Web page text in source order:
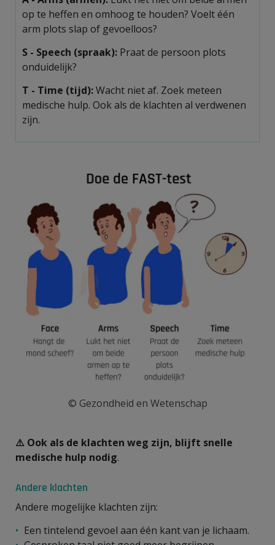
op te heffen en omhoog te houden? Voelt één
arm plots slap of gevoelloos?
S - Speech (spraak): Praat de persoon plots
onduidelijk?
T - Time (tijd):Wacht niet af. Zoek meteen
medische hulp. Ook als de klachten al verdwenen
zijn.
© Gezondheid en Wetenschap
⚠️ Ook als de klachten weg zijn, blijft snelle
medische hulp nodig.
Andere klachten
Andere mogelijke klachten zijn:
Een tintelend gevoel aan één kant van je lichaam.